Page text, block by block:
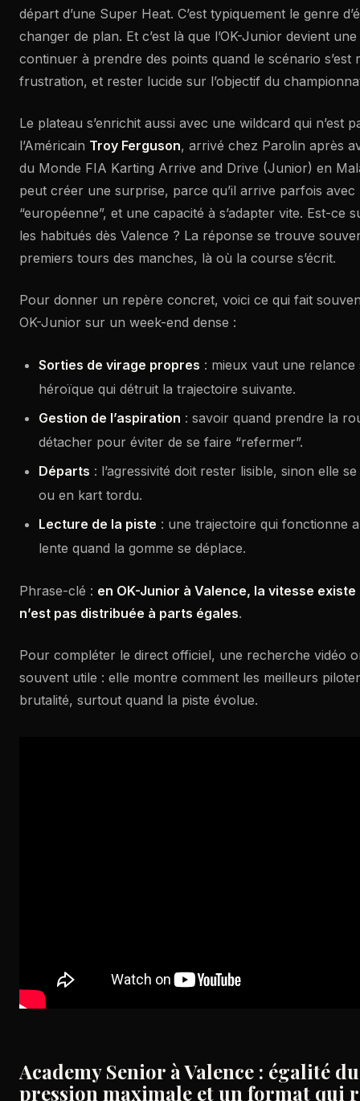
départ d’une Super Heat. C’est typiquement le genre
changer de plan. Et c’est là que l’OK-Junior devient
continuer à prendre des points quand le scénario s’est
frustration, et rester lucide sur l’objectif du
Le plateau s’enrichit aussi avec une wildcard qui n’est
l’Américain Troy Ferguson, arrivé chez Parolin après
du Monde FIA Karting Arrive and Drive (Junior) en
peut créer une surprise, parce qu’il arrive parfois avec
“européenne”, et une capacité à s’adapter vite. Est-ce
les habitués dès Valence ? La réponse se trouve
premiers tours des manches, là où la course s’écrit.
Pour donner un repère concret, voici ce qui fait
OK-Junior sur un week-end dense :
Sorties de virage propres : mieux vaut une relance
héroïque qui détruit la trajectoire suivante.
Gestion de l’aspiration : savoir quand prendre la
détacher pour éviter de se faire “refermer”.
Départs : l’agressivité doit rester lisible, sinon elle
ou en kart tordu.
Lecture de la piste : une trajectoire qui fonctionne
lente quand la gomme se déplace.
Phrase-clé : en OK-Junior à Valence, la vitesse
n’est pas distribuée à parts égales.
Pour compléter le direct officiel, une recherche vidéo
souvent utile : elle montre comment les meilleurs
brutalité, surtout quand la piste évolue.
Academy Senior à Valence : égalité
pression maximale et un format qui